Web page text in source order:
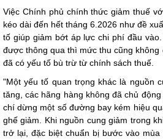
Việc Chính phủ chính thức giảm thuế
kéo dài đến hết tháng 6.2026 như đề
tố giúp giảm bớt áp lực chi phí đầu
được thông qua thì mức thu cũng
đã có yếu tố bù trừ từ chính sách thuế.
"Một yếu tố quan trọng khác là nguồn
tăng, các hãng hàng không đã chủ
chí dừng một số đường bay kém hiệu
ghế giảm. Khi nguồn cung giảm trong
trở lại, đặc biệt chuẩn bị bước vào